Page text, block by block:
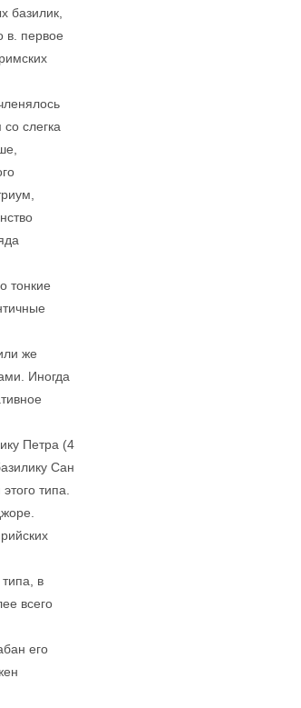
базилик,
в. первое
слегка
тонкие
же
Иногда
Петра (4
Сан
типа.
в
всего
его